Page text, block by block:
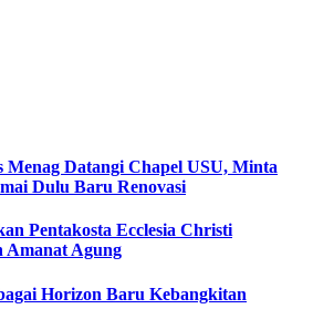
Menag Datangi Chapel USU, Minta
Dulu Baru Renovasi
Pentakosta Ecclesia Christi
Amanat Agung
Horizon Baru Kebangkitan